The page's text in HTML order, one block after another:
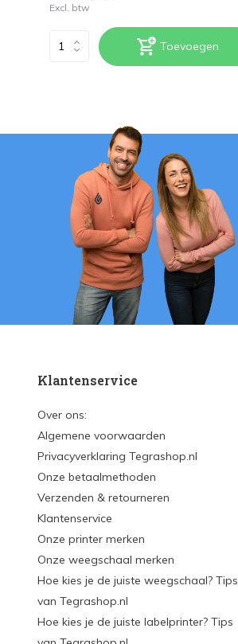
Excl. btw
Toevoegen
Klantenservice
Over ons:
Algemene voorwaarden
Privacyverklaring Tegrashop.nl
Onze betaalmethoden
Verzenden & retourneren
Klantenservice
Onze printer merken
Onze weegschaal merken
Hoe kies je de juiste weegschaal? Tips
van Tegrashop.nl
Hoe kies je de juiste labelprinter? Tips